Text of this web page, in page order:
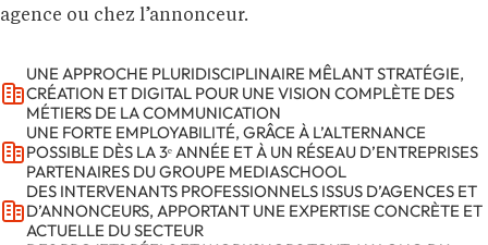
agence ou chez l’annonceur.
UNE APPROCHE PLURIDISCIPLINAIRE MÊLANT STRATÉGIE,
CRÉATION ET DIGITAL POUR UNE VISION COMPLÈTE DES
MÉTIERS DE LA COMMUNICATION
UNE FORTE EMPLOYABILITÉ, GRÂCE À L’ALTERNANCE
POSSIBLE DÈS LA 3ᵉ ANNÉE ET À UN RÉSEAU D’ENTREPRISES
PARTENAIRES DU GROUPE MEDIASCHOOL
DES INTERVENANTS PROFESSIONNELS ISSUS D’AGENCES ET
D’ANNONCEURS, APPORTANT UNE EXPERTISE CONCRÈTE ET
ACTUELLE DU SECTEUR